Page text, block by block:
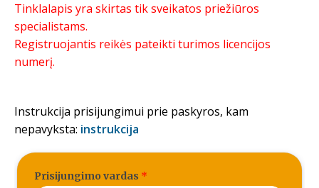
Tinklalapis yra skirtas tik sveikatos priežiūros
specialistams.
Registruojantis reikės pateikti turimos licencijos
numerį.
Instrukcija prisijungimui prie paskyros, kam
nepavyksta: instrukcija
Prisijungimo vardas *